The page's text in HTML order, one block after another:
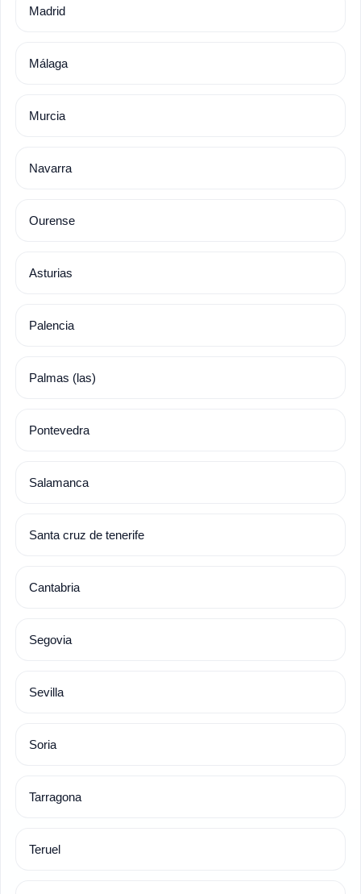
Madrid
Málaga
Murcia
Navarra
Ourense
Asturias
Palencia
Palmas (las)
Pontevedra
Salamanca
Santa cruz de tenerife
Cantabria
Segovia
Sevilla
Soria
Tarragona
Teruel